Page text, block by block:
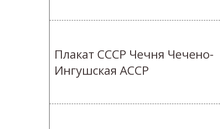
Плакат СССР Чечня Чечено-
Ингушская АССР